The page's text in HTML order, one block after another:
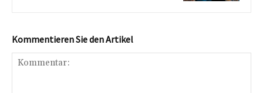
Kommentieren Sie den Artikel